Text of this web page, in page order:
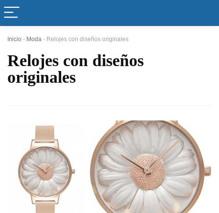
Inicio - Moda - Relojes con diseños originales
Relojes con diseños
originales